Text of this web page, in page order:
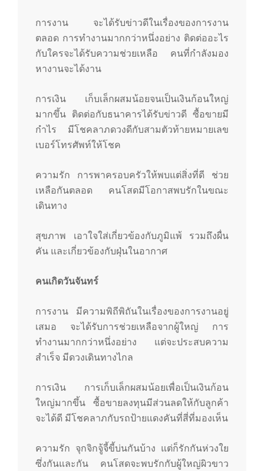
การงาน จะได้รับข่าวดีในเรื่องของการงาน
ตลอด การทำงานมากกว่าหนึ่งอย่าง ติดต่ออะไร
กับใครจะได้รับความช่วยเหลือ คนที่กำลังมอง
หางานจะได้งาน
การเงิน เก็บเล็กผสมน้อยจนเป็นเงินก้อนใหญ่
มากขึ้น ติดต่อกับธนาคารได้รับข่าวดี ซื้อขายมี
กำไร มีโชคลาภดวงดีกับสามตัวท้ายหมายเลข
เบอร์โทรศัพท์ให้โชค
ความรัก การพาครอบครัวให้พบแต่สิ่งที่ดี ช่วย
เหลือกันตลอด คนโสดมีโอกาสพบรักในขณะ
เดินทาง
สุขภาพ เอาใจใส่เกี่ยวข้องกับภูมิแพ้ รวมถึงผื่น
คัน และเกี่ยวข้องกับฝุ่นในอากาศ
คนเกิดวันจันทร์
การงาน มีความพิถีพิถันในเรื่องของการงานอยู่
เสมอ จะได้รับการช่วยเหลือจากผู้ใหญ่ การ
ทำงานมากกว่าหนึ่งอย่าง แต่จะประสบความ
สำเร็จ มีดวงเดินทางไกล
การเงิน การเก็บเล็กผสมน้อยเพื่อเป็นเงินก้อน
ใหญ่มากขึ้น ซื้อขายลงทุนมีส่วนลดให้กับลูกค้า
จะได้ดี มีโชคลาภกับรถป้ายแดงคันที่สี่ที่มองเห็น
ความรัก จุกจิกจู้จี้ขี้บ่นกันบ้าง แต่ก็รักกันห่วงใย
ซึ่งกันและกัน คนโสดจะพบรักกับผู้ใหญ่ผิวขาว